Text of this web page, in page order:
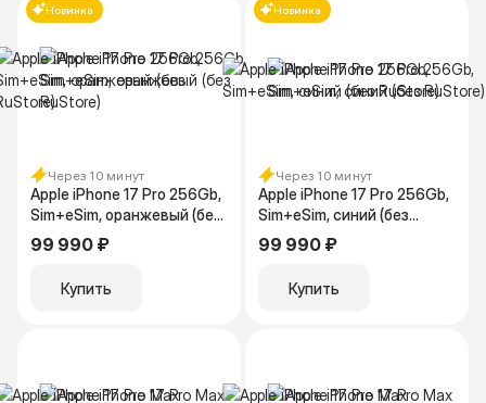
Новинка
Через 10 минут
Apple iPhone 17 Pro 256Gb,
Sim+eSim, оранжевый (без
RuStore)
99 990 ₽
Купить
Новинка
Через 10 минут
Apple iPhone 17 Pro 256Gb,
Sim+eSim, синий (без
RuStore)
99 990 ₽
Купить